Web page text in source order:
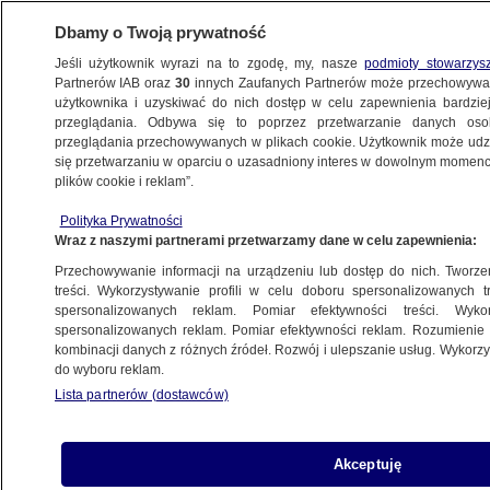
BIZNES
TECH
Europejska pracuje nad nowymi
przepisami o mediach społecznościowych
12.05.2026, 18:19
Posłuchaj artykułu
Czyta lektor AI
Dbamy o Twoją prywatność
Jeśli użytkownik wyrazi na to zgodę, my, naszepodmioty
Partnerów IAB oraz30 innych Zaufanych Partnerów może
użytkownika i uzyskiwać do nich dostęp w celu zapewnienia
przeglądania. Odbywa się to poprzez przetwarzanie danych
przeglądania przechowywanych w plikach cookie. Użytkownik może
się przetwarzaniu w oparciu o uzasadniony interes w dowolnym
plików cookie i reklam”.
Polityka Prywatności
Wraz z naszymi partnerami przetwarzamy dane w celu zapewnienia:
Przechowywanie informacji na urządzeniu lub dostęp do nich.
treści. Wykorzystywanie profili w celu doboru spersonalizowanych
spersonalizowanych reklam. Pomiar efektywności treści.
spersonalizowanych reklam. Pomiar efektywności reklam.
kombinacji danych z różnych źródeł. Rozwój i ulepszanie usług.
do wyboru reklam.
Lista partnerów (dostawców)
Akceptuję